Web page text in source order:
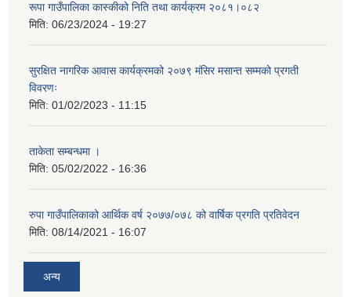
रूपा गाउँपालिका कास्कीको निति तथा कार्यक्रम २०८१।०८२
मिति: 06/23/2024 - 19:27
सुरक्षित नागरिक आवास कार्यक्रमको २०७९ मंसिर मसान्त सम्मको प्रगती
विवरणः
मिति: 01/02/2023 - 11:15
ताकेता सम्बन्धमा ।
मिति: 05/02/2022 - 16:36
रुपा गाउँपालिकाको आर्थिक वर्ष २०७७/०७८ को वार्षिक प्रगति प्रतिवेदन
मिति: 08/14/2021 - 16:07
अन्य